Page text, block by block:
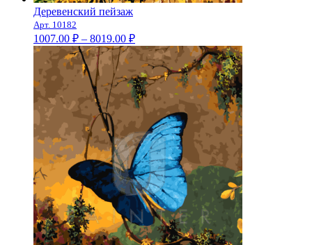
Деревенский пейзаж
Арт. 10182
1007.00 ₽ – 8019.00 ₽Диапазон
цен:
1007.00 ₽
–
8019.00 ₽